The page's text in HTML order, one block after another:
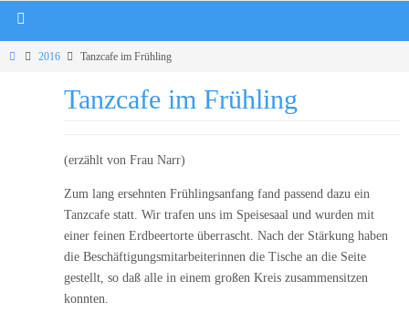
2016 Tanzcafe im Frühling
Tanzcafe im Frühling
(erzählt von Frau Narr)
Zum lang ersehnten Frühlingsanfang fand passend dazu ein
Tanzcafe statt. Wir trafen uns im Speisesaal und wurden mit
einer feinen Erdbeertorte überrascht. Nach der Stärkung haben
die Beschäftigungsmitarbeiterinnen die Tische an die Seite
gestellt, so daß alle in einem großen Kreis zusammensitzen
konnten.